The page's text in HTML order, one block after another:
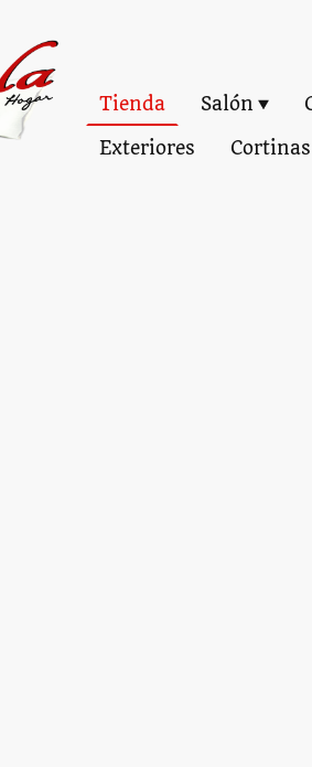
Tienda Salón
Exteriores
Cortinas